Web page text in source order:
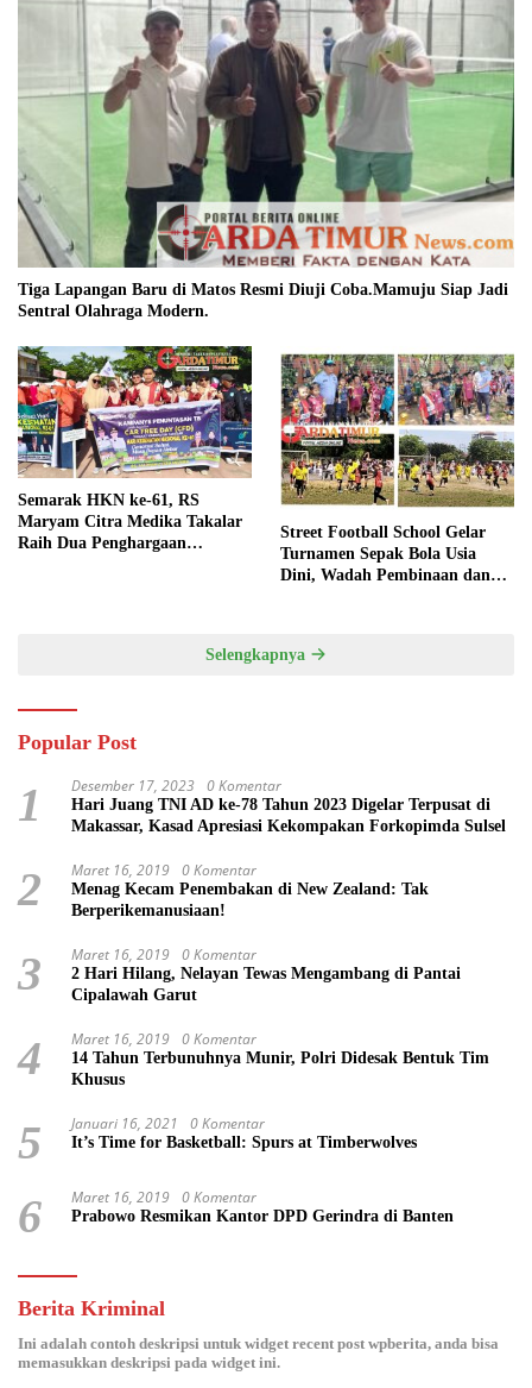
Tiga Lapangan Baru di Matos Resmi Diuji Coba.Mamuju Siap Jadi
Sentral Olahraga Modern.
Semarak HKN ke-61, RS
Maryam Citra Medika Takalar
Raih Dua Penghargaan
Street Football School Gelar
Turnamen Sepak Bola Usia
Dini, Wadah Pembinaan dan
Selengkapnya
Popular Post
1 Desember 17, 2023 0 Komentar
Hari Juang TNI AD ke-78 Tahun 2023 Digelar Terpusat di
Makassar, Kasad Apresiasi Kekompakan Forkopimda Sulsel
2 Maret 16, 2019 0 Komentar
Menag Kecam Penembakan di New Zealand: Tak
Berperikemanusiaan!
3 Maret 16, 2019 0 Komentar
2 Hari Hilang, Nelayan Tewas Mengambang di Pantai
Cipalawah Garut
4 Maret 16, 2019 0 Komentar
14 Tahun Terbunuhnya Munir, Polri Didesak Bentuk Tim
Khusus
5 Januari 16, 2021 0 Komentar
It’s Time for Basketball: Spurs at Timberwolves
6 Maret 16, 2019 0 Komentar
Prabowo Resmikan Kantor DPD Gerindra di Banten
Berita Kriminal
Ini adalah contoh deskripsi untuk widget recent post wpberita, anda bisa
memasukkan deskripsi pada widget ini.